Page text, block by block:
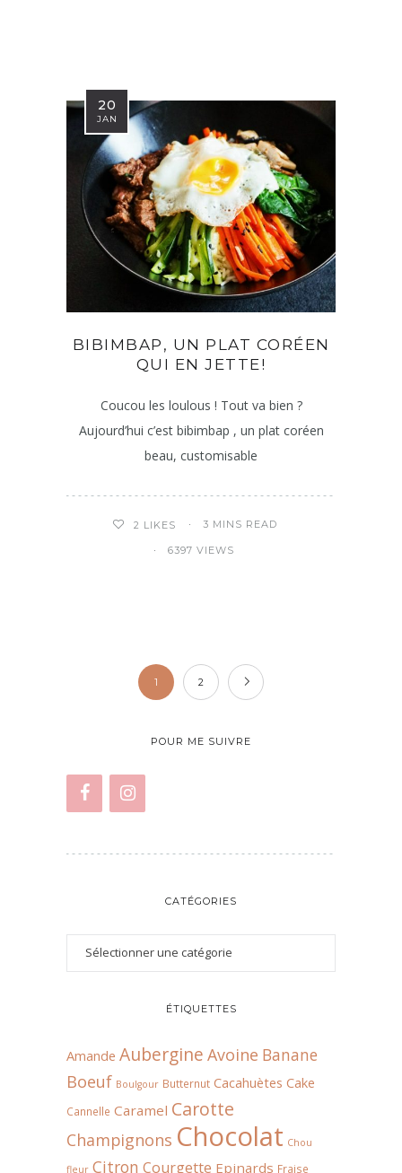
20
JAN
BIBIMBAP, UN PLAT CORÉEN
QUI EN JETTE!
Coucou les loulous ! Tout va bien ?
Aujourd’hui c’est bibimbap , un plat coréen
beau, customisable
2 LIKES 3 MINS READ
6397 VIEWS
1 2
POUR ME SUIVRE
CATÉGORIES
ÉTIQUETTES
Amande Aubergine Avoine Banane
Boeuf Boulgour Butternut Cacahuètes Cake
Cannelle Caramel Carotte
Champignons Chocolat Chou
fleur Citron Courgette Epinards Fraise